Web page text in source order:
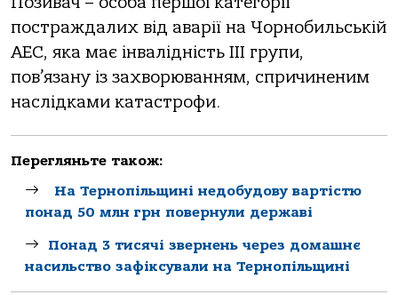
постраждалих від аварії на Чорнобильській
АЕС, яка має інвалідність ІІІ групи,
пов’язану із захворюванням, спричиненим
наслідками катастрофи.
Перегляньте також:
На Тернопільщині недобудову вартістю
понад 50 млн грн повернули державі
Понад 3 тисячі звернень через домашнє
насильство зафіксували на Тернопільщині